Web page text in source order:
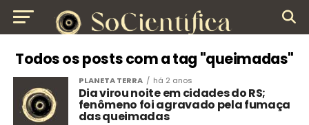
Todos os posts com a tag "queimadas"
PLANETA TERRA há 2 anos
Dia virou noite em cidades do RS;
fenômeno foi agravado pela fumaça
das queimadas